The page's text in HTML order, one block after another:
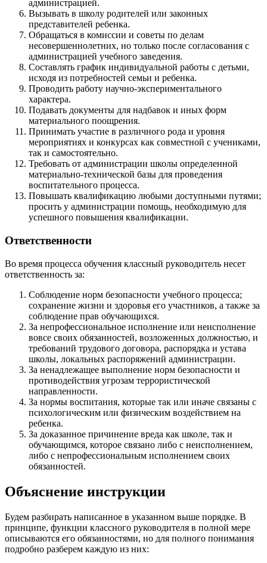
администрацией.
Вызывать в школу родителей или законных
представителей ребенка.
Обращаться в комиссии и советы по делам
несовершеннолетних, но только после согласования с
администрацией учебного заведения.
Составлять график индивидуальной работы с детьми,
исходя из потребностей семьи и ребенка.
Проводить работу научно-экспериментального
характера.
Подавать документы для надбавок и иных форм
материального поощрения.
Принимать участие в различного рода и уровня
мероприятиях и конкурсах как совместной с учениками,
так и самостоятельно.
Требовать от администрации школы определенной
материально-технической базы для проведения
воспитательного процесса.
Повышать квалификацию любыми доступными путями;
просить у администрации помощь, необходимую для
успешного повышения квалификации.
Ответственности
Во время процесса обучения классный руководитель несет
ответственность за:
Соблюдение норм безопасности учебного процесса;
сохранение жизни и здоровья его участников, а также за
соблюдение прав обучающихся.
За непрофессиональное исполнение или неисполнение
вовсе своих обязанностей, возложенных должностью, и
требований трудового договора, распорядка и устава
школы, локальных распоряжений администрации.
За ненадлежащее выполнение норм безопасности и
противодействия угрозам террористической
направленности.
За нормы воспитания, которые так или иначе связаны с
психологическим или физическим воздействием на
ребенка.
За доказанное причинение вреда как школе, так и
обучающимся, которое связано либо с неисполнением,
либо c непрофессиональным исполнением своих
обязанностей.
Объяснение инструкции
Будем разбирать написанное в указанном выше порядке. В
принципе, функции классного руководителя в полной мере
описываются его обязанностями, но для полного понимания
подробно разберем каждую из них: